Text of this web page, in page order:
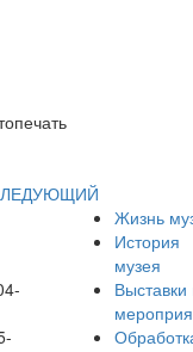
Жизнь
История
музея
Выставки